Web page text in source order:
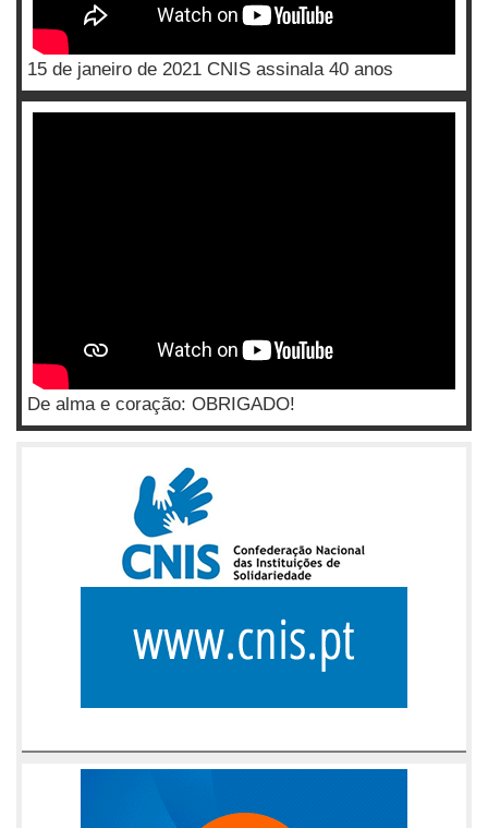
15 de janeiro de 2021 CNIS assinala 40 anos
De alma e coração: OBRIGADO!